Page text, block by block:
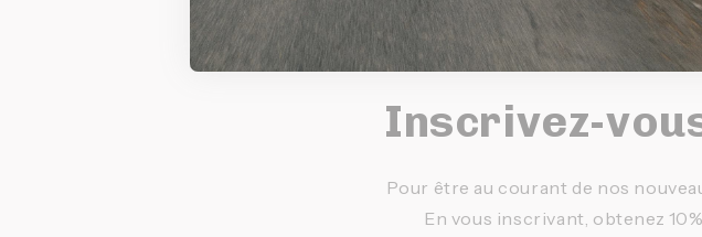
Inscrivez-
Pour être au courant de nos
En vous inscrivant, obtenez